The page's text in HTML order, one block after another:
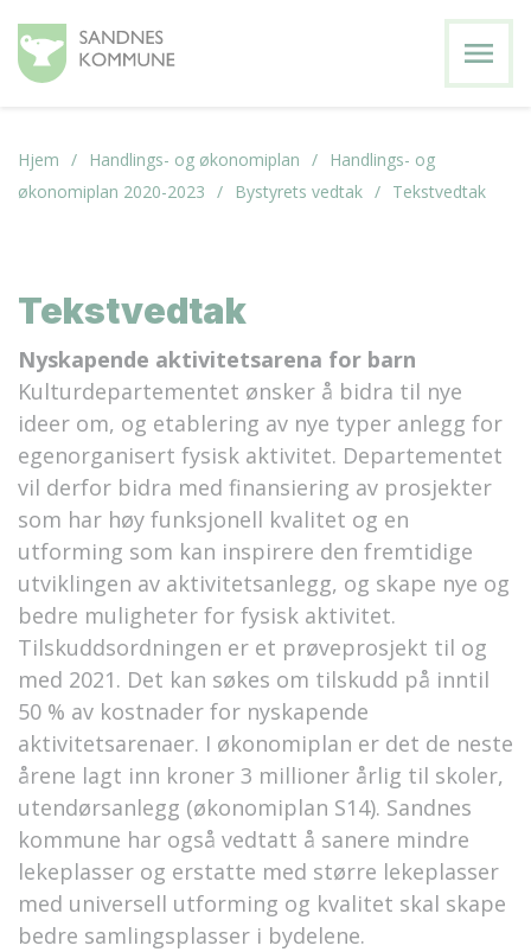
menu
Hjem Handlings- og økonomiplan
Handlings- og
økonomiplan 2020-2023
Bystyrets vedtak Tekstvedtak
Tekstvedtak
Nyskapende aktivitetsarena for barn
Kulturdepartementet ønsker å bidra til nye
ideer om, og etablering av nye typer anlegg for
egenorganisert fysisk aktivitet. Departementet
vil derfor bidra med finansiering av prosjekter
som har høy funksjonell kvalitet og en
utforming som kan inspirere den fremtidige
utviklingen av aktivitetsanlegg, og skape nye og
bedre muligheter for fysisk aktivitet.
Tilskuddsordningen er et prøveprosjekt til og
med 2021. Det kan søkes om tilskudd på inntil
50 % av kostnader for nyskapende
aktivitetsarenaer. I økonomiplan er det de neste
årene lagt inn kroner 3 millioner årlig til skoler,
utendørsanlegg (økonomiplan S14). Sandnes
kommune har også vedtatt å sanere mindre
lekeplasser og erstatte med større lekeplasser
med universell utforming og kvalitet skal skape
bedre samlingsplasser i bydelene.